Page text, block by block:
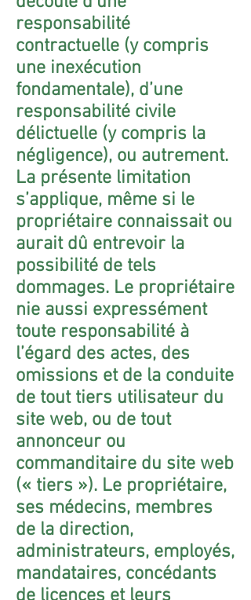
responsabilité
contractuelle (y compris
une inexécution
fondamentale), d’une
responsabilité civile
délictuelle (y compris la
négligence), ou autrement.
La présente limitation
s’applique, même si le
propriétaire connaissait ou
aurait dû entrevoir la
possibilité de tels
dommages. Le propriétaire
nie aussi expressément
toute responsabilité à
l’égard des actes, des
omissions et de la conduite
de tout tiers utilisateur du
site web, ou de tout
annonceur ou
commanditaire du site web
(« tiers »). Le propriétaire,
ses médecins, membres
de la direction,
administrateurs, employés,
mandataires, concédants